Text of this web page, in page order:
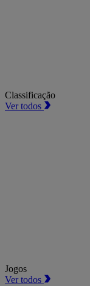
Classificação
Ver todos
Jogos
Ver todos